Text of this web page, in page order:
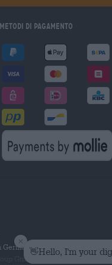
Metodi di pagamento
Germania.
GmbH. Tutti i diritti riservati.